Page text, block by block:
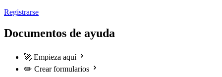
Registrarse
Documentos de ayuda
🚀 Empieza aquí
✏️ Crear formularios